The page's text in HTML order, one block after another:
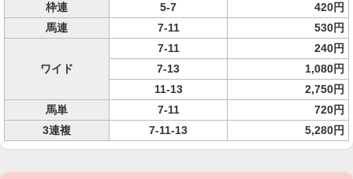
枠連
5-7
420円
馬連
7-11 530円
ワイド
7-11
240円
7-13
1,080円
11-13
2,750円
馬単
7-11
720円
3連複
7-11-13 5,280円